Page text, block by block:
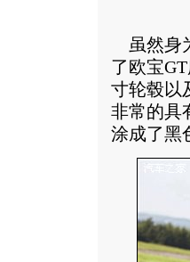
虽然身
了欧宝
寸轮毂以
非常的具
涂成了黑